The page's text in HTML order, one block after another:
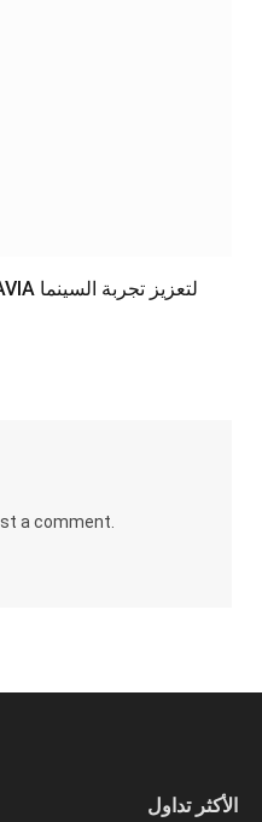
a comment.
الأكثر تداول